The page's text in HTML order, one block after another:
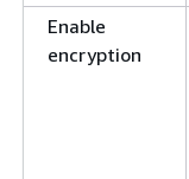
Enable
encryption